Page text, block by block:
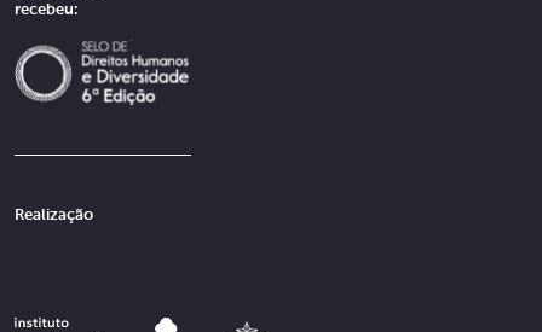
recebeu:
Realização